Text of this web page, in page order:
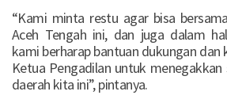
“Kami minta restu agar bisa
Aceh Tengah ini, dan juga dalam
kami berharap bantuan dukungan dan
Ketua Pengadilan untuk
daerah kita ini”, pintanya.